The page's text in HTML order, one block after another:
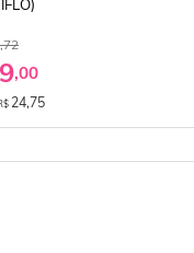
,00
24,75